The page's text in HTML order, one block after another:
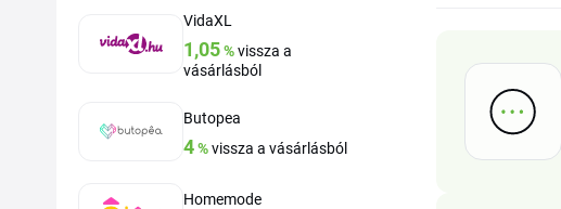
VidaXL
1,05%vissza a
vásárlásból
Butopea
4%vissza a vásárlásból
Homemode